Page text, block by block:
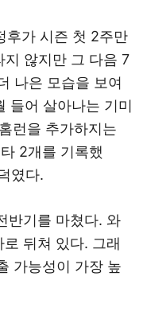
후가 시즌 첫 2주만
지 않지만 그 다음 7
나은 모습을 보여
들어 살아나는 기미
런을 추가하지는
2개를 기록했
였다.
반기를 마쳤다. 와
뒤쳐 있다. 그래
가능성이 가장 높